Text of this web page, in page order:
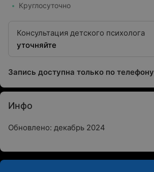
Круглосуточно
Консультация детского психолога
уточняйте
Запись доступна только по телефону
Инфо
Обновлено: декабрь 2024